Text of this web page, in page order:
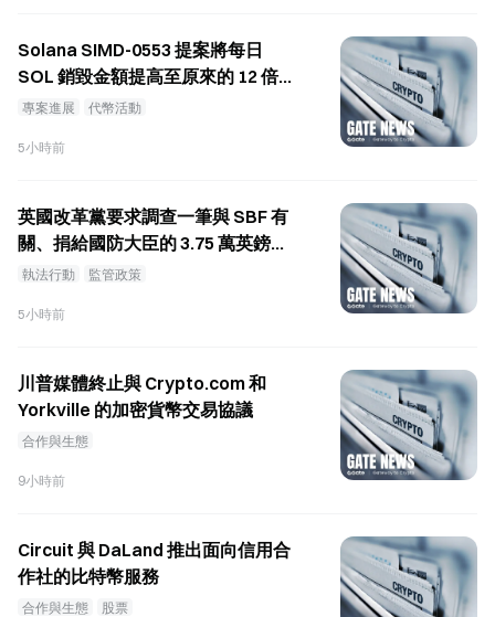
Solana SIMD-0553 提案將每日
SOL 銷毀金額提高至原來的 12 倍，
達到 65 萬美元
專案進展 代幣活動
5小時前
英國改革黨要求調查一筆與 SBF 有
關、捐給國防大臣的 3.75 萬英鎊捐
款。
執法行動 監管政策
5小時前
川普媒體終止與 Crypto.com 和
Yorkville 的加密貨幣交易協議
合作與生態
9小時前
Circuit 與 DaLand 推出面向信用合
作社的比特幣服務
合作與生態 股票